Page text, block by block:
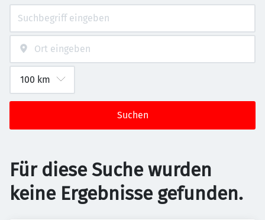
Suchen
Für diese Suche wurden
keine Ergebnisse gefunden.